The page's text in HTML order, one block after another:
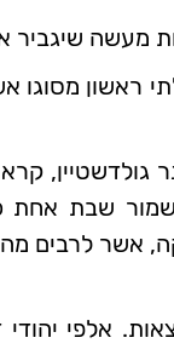
ראשון מסוגו
שבת אחת
אשר
אלפי